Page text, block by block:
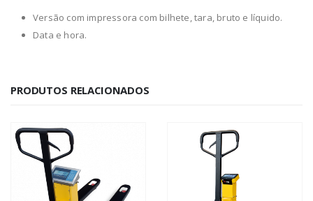
Versão com impressora com bilhete, tara, bruto e líquido.
Data e hora.
PRODUTOS RELACIONADOS